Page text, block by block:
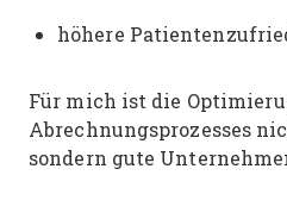
höhere
Für mich ist die
Abrechnungsprozesses
sondern gute